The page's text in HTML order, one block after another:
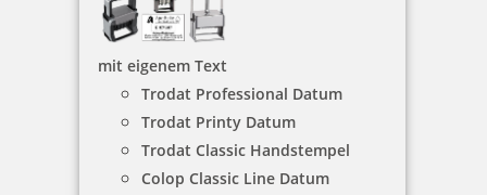
mit eigenem Text
Trodat Professional Datum
Trodat Printy Datum
Trodat Classic Handstempel
Colop Classic Line Datum
23,70 €